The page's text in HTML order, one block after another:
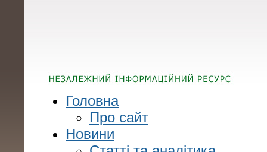
Головна
Про сайт
Новини